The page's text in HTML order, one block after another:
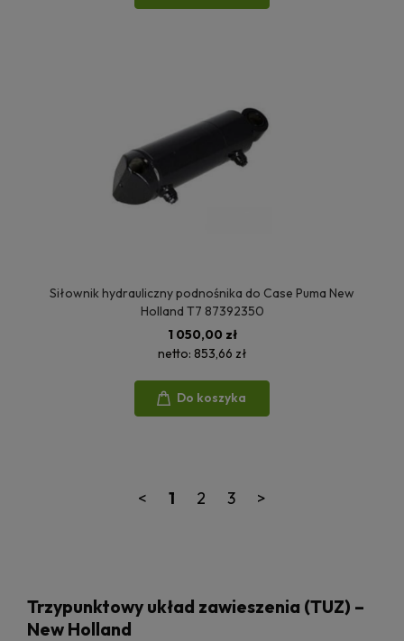
Siłownik hydrauliczny podnośnika do Case Puma New
Holland T7 87392350
1 050,00 zł
netto: 853,66 zł
Do koszyka
< 1 2 3 >
Trzypunktowy układ zawieszenia (TUZ) –
New Holland